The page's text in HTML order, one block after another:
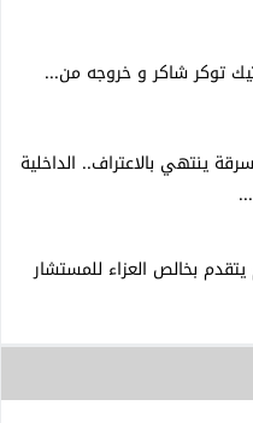
توكر شاكر و خروجه من...
ينتهي بالاعتراف.. الداخلية
بخالص العزاء للمستشار